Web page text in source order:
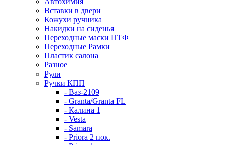
Вставки в двери
Кожухи ручника
Накидки на сиденья
Переходные маски ПТФ
Переходные Рамки
Пластик салона
Разное
Рули
Ручки КПП
- Ваз-2109
- Granta/Granta FL
- Калина 1
- Vesta
- Samara
- Priora 2 пок.